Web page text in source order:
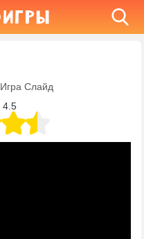
Игра Слайд
4.5